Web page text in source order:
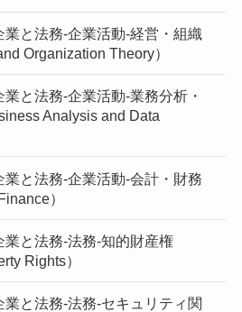
と法務-企業活動-経営・組織
Organization Theory）
と法務-企業活動-業務分析・
Analysis and Data
と法務-企業活動-会計・財務
）
と法務-法務-知的財産権
Rights）
と法務-法務-セキュリティ関